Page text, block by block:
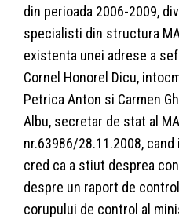
din perioada 2006-2009,
specialisti din structura
existenta unei adrese a
Cornel Honorel Dicu,
Petrica Anton si Carmen
Albu, secretar de stat al
nr.63986/28.11.2008,
cred ca a stiut desprea
despre un raport de
corupului de control al